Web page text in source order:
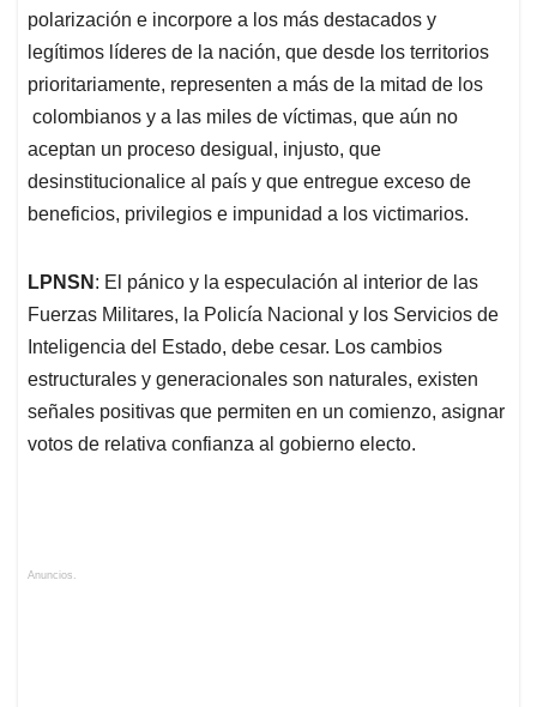
polarización e incorpore a los más destacados y
legítimos líderes de la nación, que desde los territorios
prioritariamente, representen a más de la mitad de los
colombianos y a las miles de víctimas, que aún no
aceptan un proceso desigual, injusto, que
desinstitucionalice al país y que entregue exceso de
beneficios, privilegios e impunidad a los victimarios.
LPNSN : El pánico y la especulación al interior de las
Fuerzas Militares, la Policía Nacional y los Servicios de
Inteligencia del Estado, debe cesar. Los cambios
estructurales y generacionales son naturales, existen
señales positivas que permiten en un comienzo, asignar
votos de relativa confianza al gobierno electo.
Anuncios.